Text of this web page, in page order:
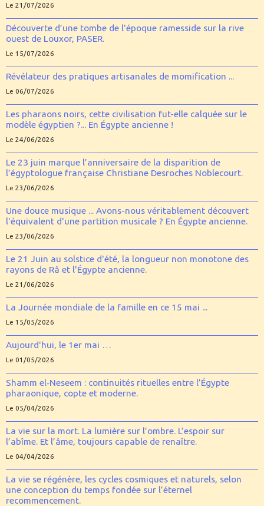
Le 21/07/2026
Découverte d’une tombe de l'époque ramesside sur la rive
ouest de Louxor, PASER.
Le 15/07/2026
Révélateur des pratiques artisanales de momification ...
Le 06/07/2026
Les pharaons noirs, cette civilisation fut-elle calquée sur le
modèle égyptien ?... En Égypte ancienne !
Le 24/06/2026
Le 23 juin marque l’anniversaire de la disparition de
l’égyptologue française Christiane Desroches Noblecourt.
Le 23/06/2026
Une douce musique ... Avons-nous véritablement découvert
l'équivalent d'une partition musicale ? En Égypte ancienne.
Le 23/06/2026
Le 21 Juin au solstice d'été, la longueur non monotone des
rayons de Râ et l'Égypte ancienne.
Le 21/06/2026
La Journée mondiale de la famille en ce 15 mai ...
Le 15/05/2026
Aujourd'hui, le 1er mai …
Le 01/05/2026
Shamm el‑Neseem : continuités rituelles entre l’Égypte
pharaonique, copte et moderne.
Le 05/04/2026
La vie sur la mort. La lumière sur l’ombre. L’espoir sur
l’abîme. Et l’âme, toujours capable de renaître.
Le 04/04/2026
La vie se régénère, les cycles cosmiques et naturels, selon
une conception du temps fondée sur l’éternel
recommencement.